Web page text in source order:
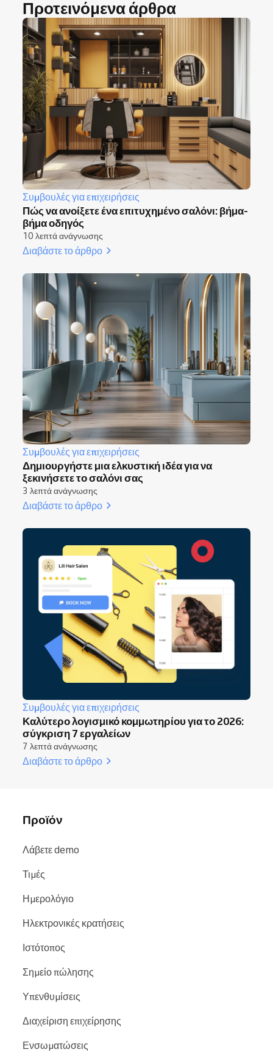
Προτεινόμενα άρθρα
Συμβουλές για επιχειρήσεις
Πώς να ανοίξετε ένα επιτυχημένο σαλόνι: βήμα-
βήμα οδηγός
10 λεπτά ανάγνωσης
Διαβάστε το άρθρο
Συμβουλές για επιχειρήσεις
Δημιουργήστε μια ελκυστική ιδέα για να
ξεκινήσετε το σαλόνι σας
3 λεπτά ανάγνωσης
Διαβάστε το άρθρο
Συμβουλές για επιχειρήσεις
Καλύτερο λογισμικό κομμωτηρίου για το 2026:
σύγκριση 7 εργαλείων
7 λεπτά ανάγνωσης
Διαβάστε το άρθρο
Προϊόν
Λάβετε demo
Τιμές
Ημερολόγιο
Ηλεκτρονικές κρατήσεις
Ιστότοπος
Σημείο πώλησης
Υπενθυμίσεις
Διαχείριση επιχείρησης
Ενσωματώσεις